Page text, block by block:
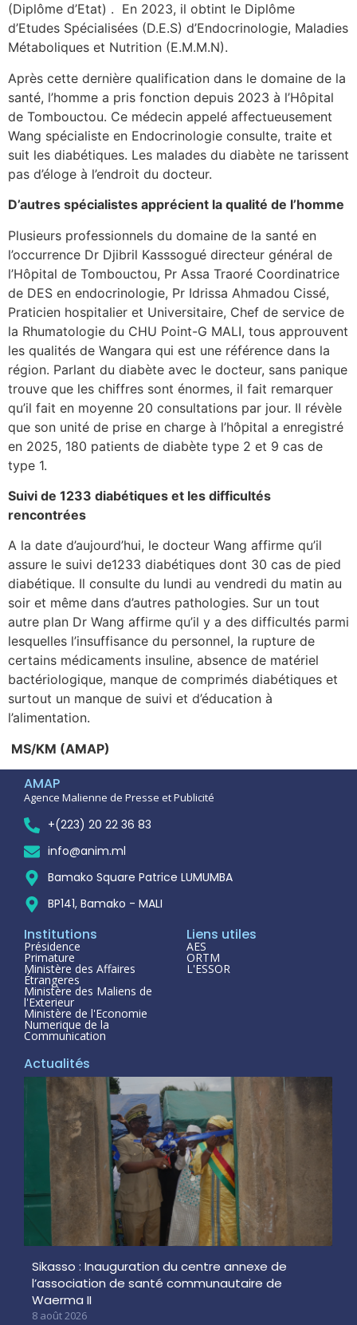
(Diplôme d’Etat) . En 2023, il obtint le Diplôme
d’Etudes Spécialisées (D.E.S) d’Endocrinologie, Maladies
Métaboliques et Nutrition (E.M.M.N).
Après cette dernière qualification dans le domaine de la
santé, l’homme a pris fonction depuis 2023 à l’Hôpital
de Tombouctou. Ce médecin appelé affectueusement
Wang spécialiste en Endocrinologie consulte, traite et
suit les diabétiques. Les malades du diabète ne tarissent
pas d’éloge à l’endroit du docteur.
D’autres spécialistes apprécient la qualité de l’homme
Plusieurs professionnels du domaine de la santé en
l’occurrence Dr Djibril Kasssogué directeur général de
l’Hôpital de Tombouctou, Pr Assa Traoré Coordinatrice
de DES en endocrinologie, Pr Idrissa Ahmadou Cissé,
Praticien hospitalier et Universitaire, Chef de service de
la Rhumatologie du CHU Point-G MALI, tous approuvent
les qualités de Wangara qui est une référence dans la
région. Parlant du diabète avec le docteur, sans panique
trouve que les chiffres sont énormes, il fait remarquer
qu’il fait en moyenne 20 consultations par jour. Il révèle
que son unité de prise en charge à l’hôpital a enregistré
en 2025, 180 patients de diabète type 2 et 9 cas de
type 1.
Suivi de 1233 diabétiques et les difficultés
rencontrées
A la date d’aujourd’hui, le docteur Wang affirme qu’il
assure le suivi de1233 diabétiques dont 30 cas de pied
diabétique. Il consulte du lundi au vendredi du matin au
soir et même dans d’autres pathologies. Sur un tout
autre plan Dr Wang affirme qu’il y a des difficultés parmi
lesquelles l’insuffisance du personnel, la rupture de
certains médicaments insuline, absence de matériel
bactériologique, manque de comprimés diabétiques et
surtout un manque de suivi et d’éducation à
l’alimentation.
MS/KM (AMAP)
AMAP
Agence Malienne de Presse et Publicité
+(223) 20 22 36 83
info@anim.ml
Bamako Square Patrice LUMUMBA
BP141, Bamako - MALI
Institutions
Présidence
Primature
Ministère des Affaires
Étrangeres
Ministère des Maliens de
l'Exterieur
Ministère de l'Economie
Numerique de la
Communication
Liens utiles
AES
ORTM
L'ESSOR
Actualités
Sikasso : Inauguration du centre annexe de
l’association de santé communautaire de
Waerma II
8 août 2026